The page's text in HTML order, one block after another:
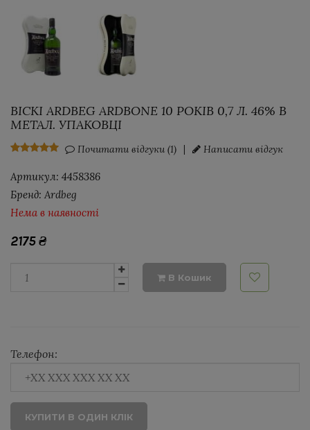
ВІСКІ ARDBEG ARDBONE 10 РОКІВ 0,7 Л. 46% В
МЕТАЛ. УПАКОВЦІ
Почитати відгуки (1) | Написати відгук
Артикул: 4458386
Бренд: Ardbeg
Нема в наявності
2175₴
В Кошик
Телефон:
КУПИТИ В ОДИН КЛІК